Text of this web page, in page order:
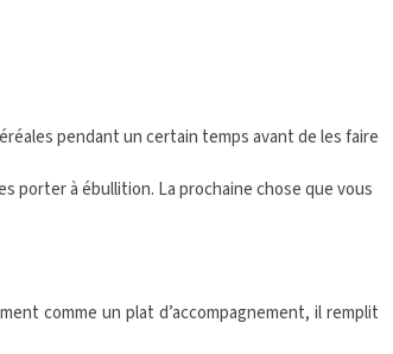
pendant un certain temps avant de les faire
porter à ébullition. La prochaine chose que vous
comme un plat d’accompagnement, il remplit